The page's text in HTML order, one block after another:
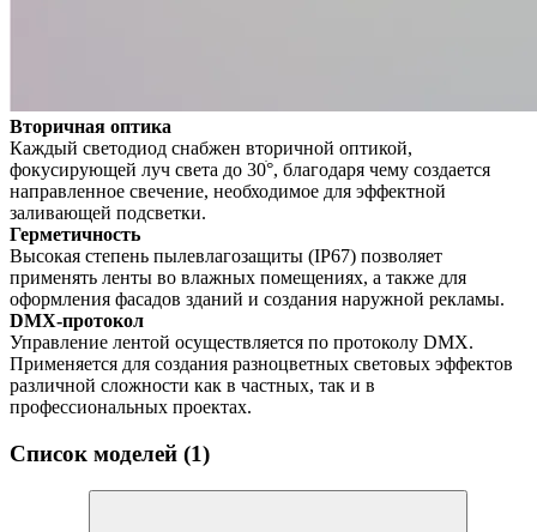
Вторичная оптика
Каждый светодиод снабжен вторичной оптикой,
фокусирующей луч света до 30ׄ°, благодаря чему создается
направленное свечение, необходимое для эффектной
заливающей подсветки.
Герметичность
Высокая степень пылевлагозащиты (IP67) позволяет
применять ленты во влажных помещениях, а также для
оформления фасадов зданий и создания наружной рекламы.
DMX-протокол
Управление лентой осуществляется по протоколу DMX.
Применяется для создания разноцветных световых эффектов
различной сложности как в частных, так и в
профессиональных проектах.
Список моделей (1)